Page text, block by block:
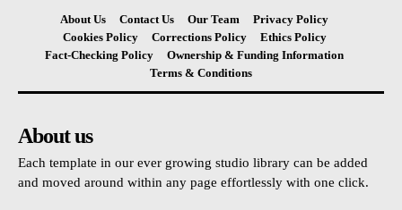
About Us Contact Us Our Team
Privacy Policy
Cookies Policy
Corrections Policy
Ethics Policy
Fact-Checking Policy
Ownership & Funding Information
Terms & Conditions
About us
Each template in our ever growing studio library can be added
and moved around within any page effortlessly with one click.